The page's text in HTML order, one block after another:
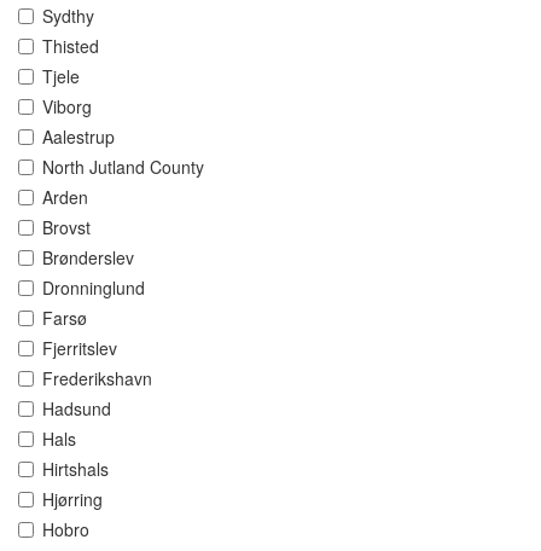
Sydthy
Thisted
Tjele
Viborg
Aalestrup
North Jutland County
Arden
Brovst
Brønderslev
Dronninglund
Farsø
Fjerritslev
Frederikshavn
Hadsund
Hals
Hirtshals
Hjørring
Hobro